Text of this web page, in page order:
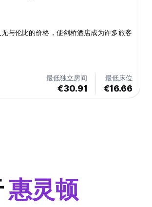
与伦比的价格，使剑桥酒店成为许多旅客
最低独立房间
€30.91
最低床位
€16.66
惠灵顿